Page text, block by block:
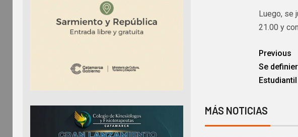
Luego, se
21.00 y
Previous
Se
Estudiantil
MÁS NOTICIAS